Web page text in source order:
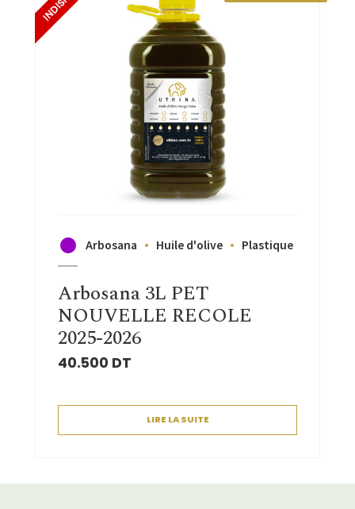
Arbosana Huile d'olive Plastique
Arbosana 3L PET
NOUVELLE RECOLE
2025-2026
40.500 DT
LIRE LA SUITE